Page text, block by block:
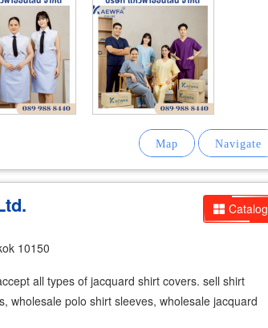
Catalog
10150
all types of jacquard shirt covers. sell shirt
wholesale polo shirt sleeves, wholesale jacquard